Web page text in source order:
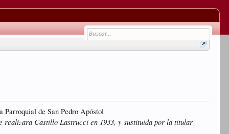
de San Pedro Apóstol
realizara Castillo Lastrucci en 1933, y sustituida por la titular